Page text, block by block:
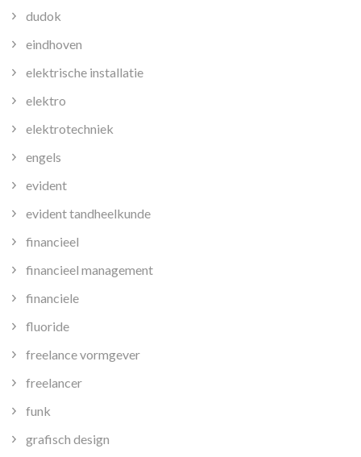
dudok
eindhoven
elektrische installatie
elektro
elektrotechniek
engels
evident
evident tandheelkunde
financieel
financieel management
financiele
fluoride
freelance vormgever
freelancer
funk
grafisch design